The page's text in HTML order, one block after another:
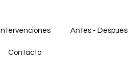
Intervenciones Antes - Después
Contacto